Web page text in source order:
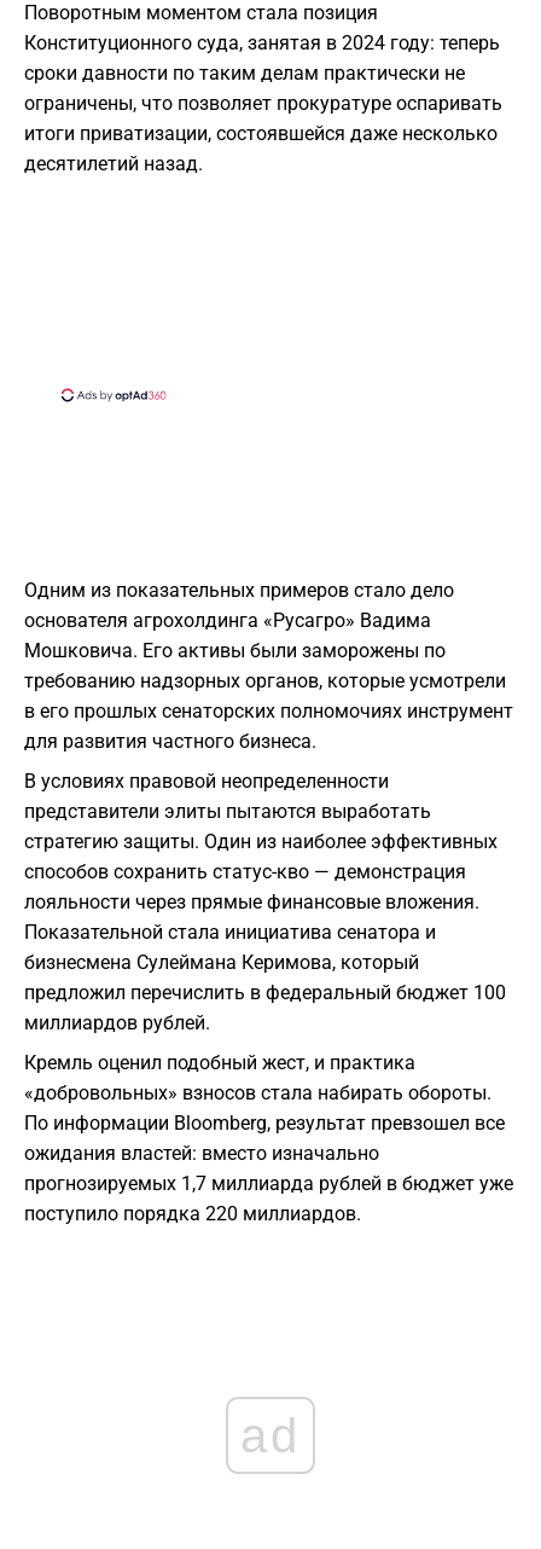
Поворотным моментом стала позиция
Конституционного суда, занятая в 2024 году: теперь
сроки давности по таким делам практически не
ограничены, что позволяет прокуратуре оспаривать
итоги приватизации, состоявшейся даже несколько
десятилетий назад.
​Одним из показательных примеров стало дело
основателя агрохолдинга «Русагро» Вадима
Мошковича. Его активы были заморожены по
требованию надзорных органов, которые усмотрели
в его прошлых сенаторских полномочиях инструмент
для развития частного бизнеса.
​В условиях правовой неопределенности
представители элиты пытаются выработать
стратегию защиты. Один из наиболее эффективных
способов сохранить статус-кво — демонстрация
лояльности через прямые финансовые вложения.
Показательной стала инициатива сенатора и
бизнесмена Сулеймана Керимова, который
предложил перечислить в федеральный бюджет 100
миллиардов рублей.
​Кремль оценил подобный жест, и практика
«добровольных» взносов стала набирать обороты.
По информации Bloomberg, результат превзошел все
ожидания властей: вместо изначально
прогнозируемых 1,7 миллиарда рублей в бюджет уже
поступило порядка 220 миллиардов.
ad